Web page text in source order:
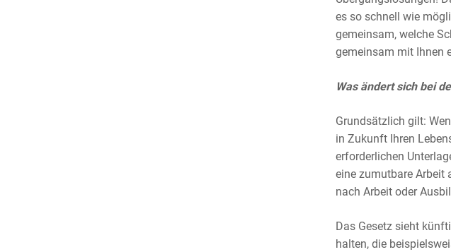
es so schnell wie
gemeinsam, welche
gemeinsam mit Ihnen
Was ändert sich bei
Grundsätzlich gilt:
in Zukunft Ihren
erforderlichen
eine zumutbare Arbeit
nach Arbeit oder
Das Gesetz sieht
halten, die